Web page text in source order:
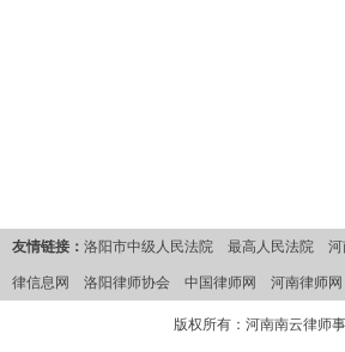
友情链接： 洛阳市中级人民法院 最高人民法院 河
律信息网 洛阳律师协会 中国律师网 河南律师网
版权所有：河南南云律师